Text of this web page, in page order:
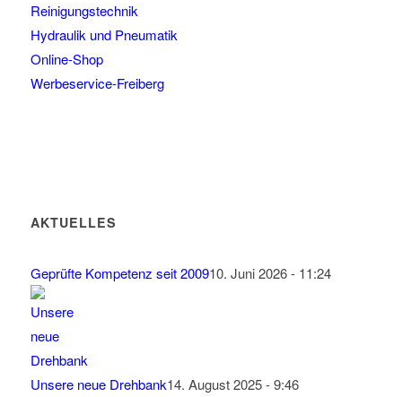
Reinigungstechnik
Hydraulik und Pneumatik
Online-Shop
Werbeservice-Freiberg
AKTUELLES
Geprüfte Kompetenz seit 200910. Juni 2026 - 11:24
Unsere neue Drehbank14. August 2025 - 9:46